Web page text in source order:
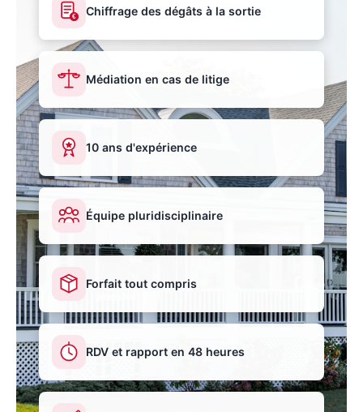
€ Chiffrage des dégâts à la sortie
Médiation en cas de litige
10 ans d'expérience
Équipe pluridisciplinaire
Forfait tout compris
RDV et rapport en 48 heures